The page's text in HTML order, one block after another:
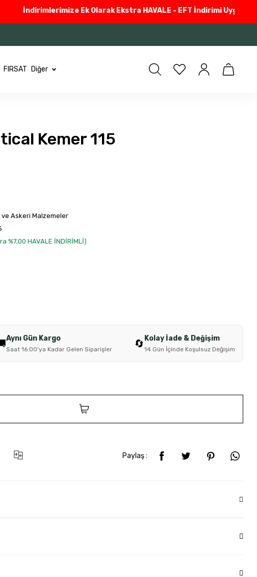
İndirimlerimize Ek Olarak Ekstra HAVALE - EFT İndirimi Uyguluyoruz
FIRSAT Diğer
Kemer 115
ve Askeri Malzemeler
%7,00 HAVALE İNDİRİMLİ)
Aynı Gün Kargo
Saat 16:00'ya Kadar Gelen Siparişler 🔄 Kolay İade & Değişim
14 Gün İçinde Koşulsuz Değişim
Paylaş :